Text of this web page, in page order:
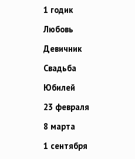
1 годик
Любовь
Девичник
Свадьба
Юбилей
23 февраля
8 марта
1 сентября